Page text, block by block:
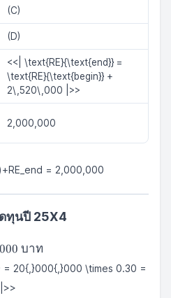
(C)
(D)
<<| \text{RE}{\text{end}} =
\text{RE}{\text{begin}} +
2\,520\,000 |>>
2,000,000
= 2,000,000
ทุนปี 25X4
000 บาท
= 20{,}000{,}000 \times 0.30 =